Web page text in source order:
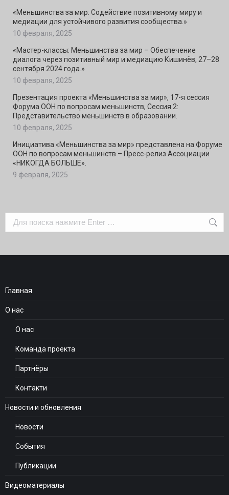
«Меньшинства за мир: Содействие позитивному миру и
медиации для устойчивого развития сообщества.»
10 февраля, 2025
«Мастер-классы: Меньшинства за мир – Обеспечение
диалога через позитивный мир и медиацию Кишинёв, 27–28
сентября 2024 года.»
10 февраля, 2025
Презентация проекта «Меньшинства за мир», 17-я сессия
Форума ООН по вопросам меньшинств, Сессия 2:
Представительство меньшинств в образовании.
10 февраля, 2025
Инициатива «Меньшинства за мир» представлена на Форуме
ООН по вопросам меньшинств – Пресс-релиз Ассоциации
«НИКОГДА БОЛЬШЕ».
9 февраля, 2025
Главная
О нас
О нас
Команда проекта
Партнёры
Контакти
Новости и обновления
Новости
События
Публикации
Видеоматериалы